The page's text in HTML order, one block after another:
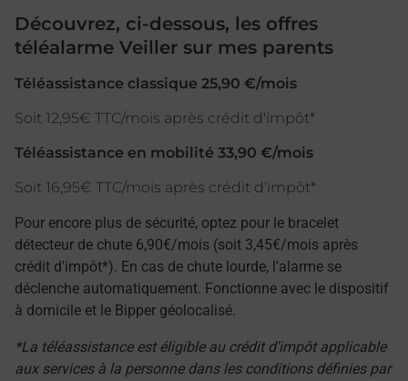
Découvrez, ci-dessous, les offres
téléalarme Veiller sur mes parents
Téléassistance classique 25,90 €/mois
Soit 12,95€ TTC/mois après crédit d'impôt*
Téléassistance en mobilité 33,90 €/mois
Soit 16,95€ TTC/mois après crédit d'impôt*
Pour encore plus de sécurité, optez pour le bracelet
détecteur de chute 6,90€/mois (soit 3,45€/mois après
crédit d'impôt*). En cas de chute lourde, l'alarme se
déclenche automatiquement. Fonctionne avec le dispositif
à domicile et le Bipper géolocalisé.
*La téléassistance est éligible au crédit d'impôt applicable
aux services à la personne dans les conditions définies par